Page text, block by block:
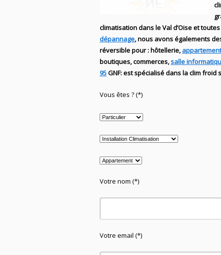
climatisation dans le Val d’Oise et
dépannage, nous avons égalements
réversiblepour : hôtellerie,
boutiques, commerces,salle
95GNF:estspécialisédans la climfroid
Vous êtes ? (*)
Votre nom (*)
Votre email (*)